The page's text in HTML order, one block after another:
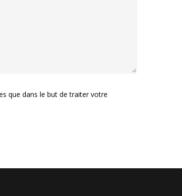
que dans le but de traiter votre